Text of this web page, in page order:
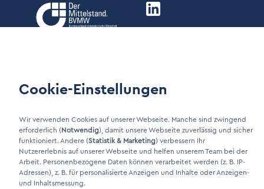
LinkIn Link
DINO Dampferzeuger GmbH - Elektrische Dampferzeuger "Made in
Germany" 2026
Cookie-Einstellungen
Wir verwenden Cookies auf unserer Webseite. Manche sind zwingend
erforderlich (Notwendig), damit unsere Webseite zuverlässig und sicher
funktioniert. Andere (Statistik & Marketing) verbessern Ihr
Nutzererlebnis auf unserer Webseite und helfen unserem Team bei der
Arbeit. Personenbezogene Daten können verarbeitet werden (z. B. IP-
Adressen), z. B. für personalisierte Anzeigen und Inhalte oder Anzeigen-
und Inhaltsmessung.